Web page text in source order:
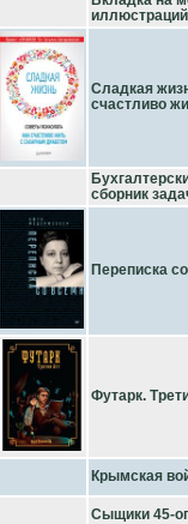
Сладкая
счастливо
сборник
Переписка
Футарк.
Крымская
Сыщики 45-